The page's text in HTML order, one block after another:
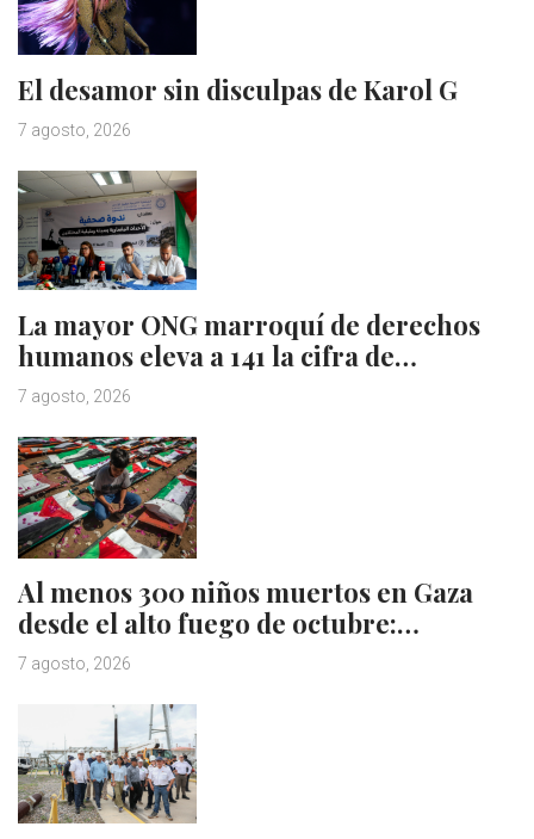
El desamor sin disculpas de Karol G
7 agosto, 2026
La mayor ONG marroquí de derechos
humanos eleva a 141 la cifra de…
7 agosto, 2026
Al menos 300 niños muertos en Gaza
desde el alto fuego de octubre:…
7 agosto, 2026